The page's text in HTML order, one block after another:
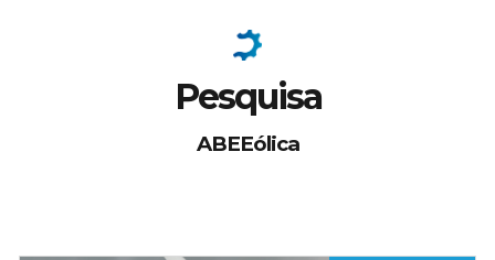
Pesquisa
ABEEólica